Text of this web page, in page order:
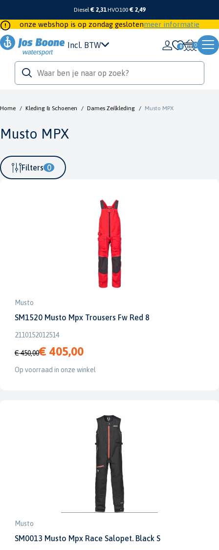
Diesel€ 2,31 HVO100 € 2,49
onze webshop is op zondag geslotenmeer informatie
Incl. BTW 0
Home / Kleding & Schoenen / Dames Zeilkleding / Musto MPX
Musto MPX
Filters 0
Musto
SM1520 Musto Mpx Trousers Fw Red 8
2110152012514
€ 450,00€ 405,00
Op voorraad in onze winkel
Musto
SM0013 Musto Mpx Race Salopet. Black S